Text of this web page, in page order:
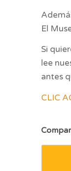
El
Si
lee
antes
CLIC